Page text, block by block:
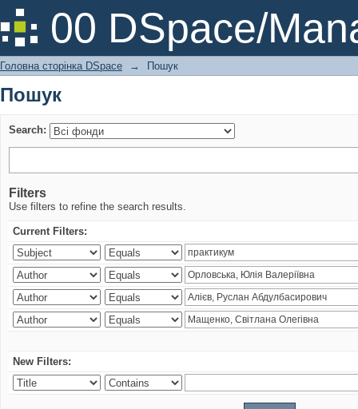
00 DSpace/
Пошук
Головна сторінка DSpace → Пошук
Пошук
Search:
Filters
Use filters to refine the search results.
Current Filters:
New Filters: